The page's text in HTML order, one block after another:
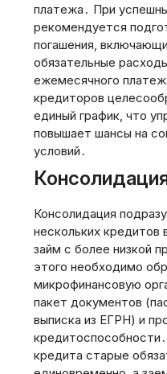
платежа․ При
рекомендуется
погашения‚
обязательные
ежемесячного
кредиторов
единый график‚ что
повышает шансы на
условий․
Консолидация
нескольких кредитов
займ с более низкой
этого необходимо
микрофинансовую
пакет документов
выписка из ЕГРН) и
кредита старые